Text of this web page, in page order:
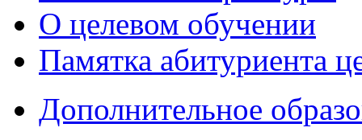
О целевом обучении
Памятка абитуриента
Дополнительное